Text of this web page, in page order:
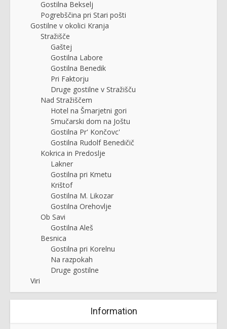
Gostilna Bekselj
Pogrebščina pri Stari pošti
Gostilne v okolici Kranja
Stražišče
Gaštej
Gostilna Labore
Gostilna Benedik
Pri Faktorju
Druge gostilne v Stražišču
Nad Stražiščem
Hotel na Šmarjetni gori
Smučarski dom na Joštu
Gostilna Pr' Končovc'
Gostilna Rudolf Benedičič
Kokrica in Predoslje
Lakner
Gostilna pri Kmetu
Krištof
Gostilna M. Likozar
Gostilna Orehovlje
Ob Savi
Gostilna Aleš
Besnica
Gostilna pri Korelnu
Na razpokah
Druge gostilne
Viri
Information